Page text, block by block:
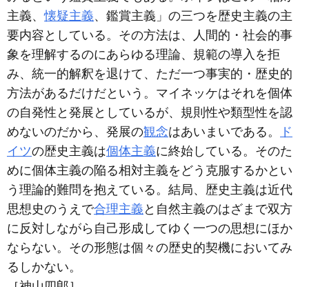
主義、懐疑主義、鑑賞主義」の三つを歴史主義の主
要内容としている。その方法は、人間的・社会的事
象を理解するのにあらゆる理論、規範の導入を拒
み、統一的解釈を退けて、ただ一つ事実的・歴史的
方法があるだけだという。マイネッケはそれを個体
の自発性と発展としているが、規則性や類型性を認
めないのだから、発展の観念はあいまいである。
ド
イツの歴史主義は個体主義に終始している。そのた
めに個体主義の陥る相対主義をどう克服するかとい
う理論的難問を抱えている。結局、歴史主義は近代
思想史のうえで合理主義 と自然主義のはざまで双方
に反対しながら自己形成してゆく一つの思想にほか
ならない。その形態は個々の歴史的契機においてみ
るしかない。